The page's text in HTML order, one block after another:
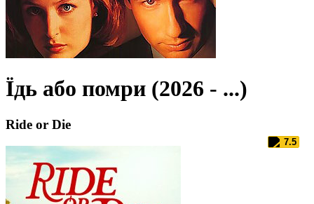
Їдь або помри (2026 - ...)
Ride or Die
7.5